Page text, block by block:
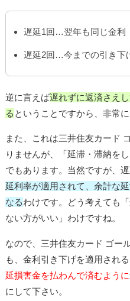
遅延1回…翌年も同じ金利
遅延2回…今までの引き下
逆に言えば遅れずに返済さえ
る ということですから、非常
また、これは三井住友カード
りませんが、「延滞・滞納を
でもあります。当然ですが、
延利率が適用されて、余計な
なるわけです。どう考えても
ない方がいい」わけですね。
なので、三井住友カード ゴー
も、金利引き下げを適用され
延損害金を払わんで済むように
にして下さい。